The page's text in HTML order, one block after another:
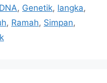
DNA, Genetik, langka,
, Ramah, Simpan,